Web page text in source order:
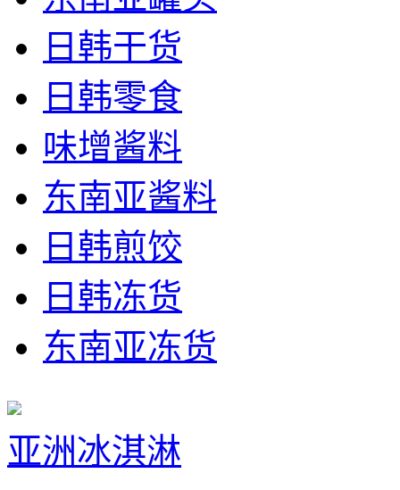
日韩干货
日韩零食
味增酱料
东南亚酱料
日韩煎饺
日韩冻货
东南亚冻货
亚洲冰淇淋